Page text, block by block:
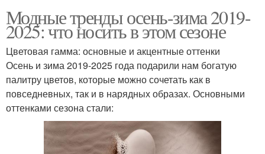
Модные тренды осень-зима 2019-
2025: что носить в этом сезоне
Цветовая гамма: основные и акцентные оттенки
Осень и зима 2019-2025 года подарили нам богатую
палитру цветов, которые можно сочетать как в
повседневных, так и в нарядных образах. Основными
оттенками сезона стали: